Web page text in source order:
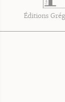
Éditions